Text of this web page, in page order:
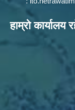
हाम्राे कार्यालय